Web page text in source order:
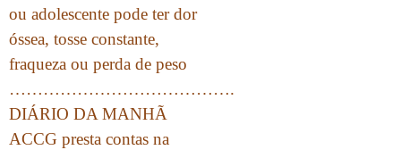
ou adolescente pode ter dor
óssea, tosse constante,
fraqueza ou perda de peso
………………………………….
DIÁRIO DA MANHÃ
ACCG presta contas na